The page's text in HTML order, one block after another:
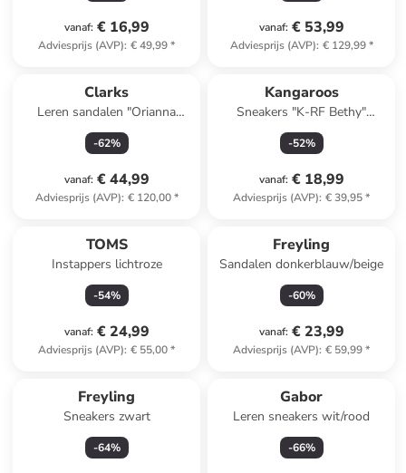
vanaf: € 16,99
Adviesprijs (AVP): € 49,99*
vanaf: € 53,99
Adviesprijs (AVP): € 129,99*
Clarks
Leren sandalen "Orianna
Twist" wit
-62%
vanaf: € 44,99
Adviesprijs (AVP): € 120,00*
Kangaroos
Sneakers "K-RF Bethy"
donkerblauw
-52%
vanaf: € 18,99
Adviesprijs (AVP): € 39,95*
TOMS
Instappers lichtroze
-54%
vanaf: € 24,99
Adviesprijs (AVP): € 55,00*
Freyling
Sandalen donkerblauw/beige
-60%
vanaf: € 23,99
Adviesprijs (AVP): € 59,99*
Freyling
Sneakers zwart
-64%
Gabor
Leren sneakers wit/rood
-66%